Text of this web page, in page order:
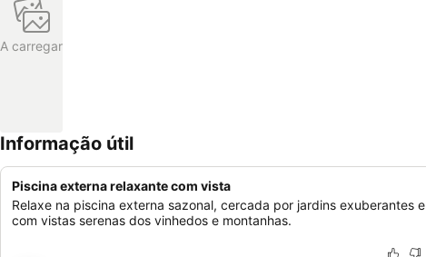
A carregar
Informação útil
Piscina externa relaxante com vista
Relaxe na piscina externa sazonal, cercada por jardins exuberantes e
com vistas serenas dos vinhedos e montanhas.